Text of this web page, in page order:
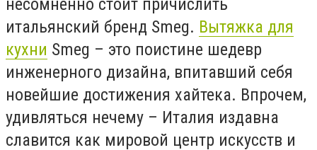
итальянский бренд Smeg. Вытяжка для
кухни Smeg – это поистине шедевр
инженерного дизайна, впитавший себя
новейшие достижения хайтека. Впрочем,
удивляться нечему – Италия издавна
славится как мировой центр искусств и